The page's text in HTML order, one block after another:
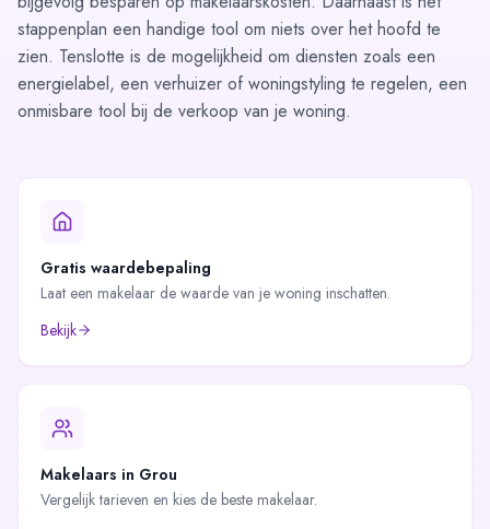
stappenplan een handige tool om niets over het hoofd te
zien. Tenslotte is de mogelijkheid om diensten zoals een
energielabel, een verhuizer of woningstyling te regelen, een
onmisbare tool bij de verkoop van je woning.
Gratis waardebepaling
Laat een makelaar de waarde van je woning inschatten.
Bekijk
Makelaars in Grou
Vergelijk tarieven en kies de beste makelaar.